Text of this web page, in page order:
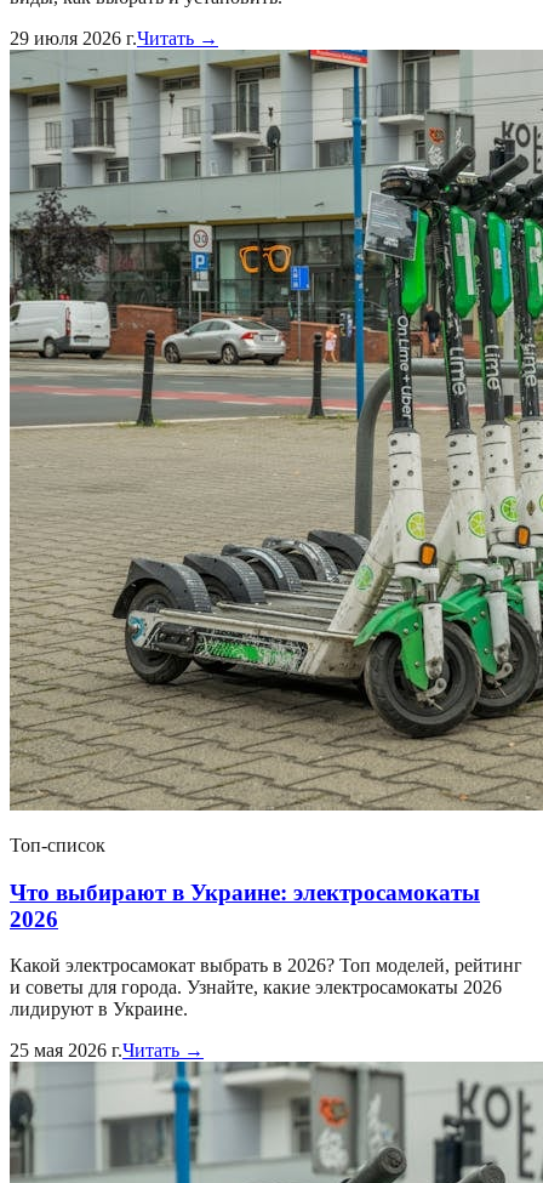
29 июля 2026 г.Читать →
Топ-список
Что выбирают в Украине: электросамокаты
2026
Какой электросамокат выбрать в 2026? Топ моделей, рейтинг
и советы для города. Узнайте, какие электросамокаты 2026
лидируют в Украине.
25 мая 2026 г.Читать →